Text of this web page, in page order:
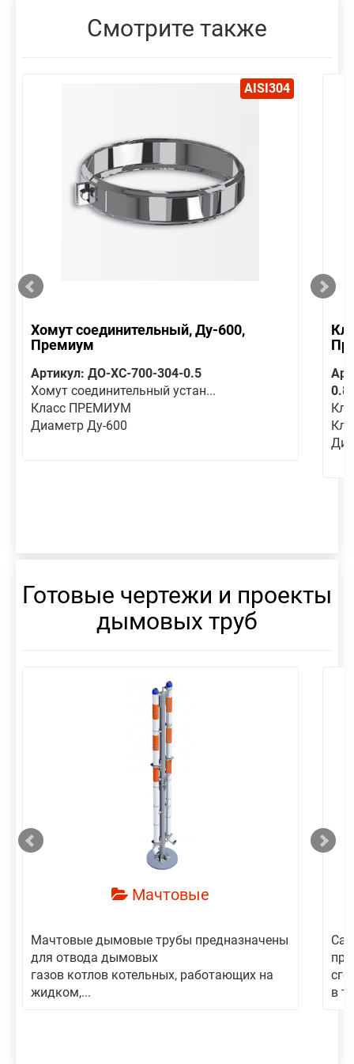
Смотрите также
AISI304
Хомут соединительный, Ду-600,
Премиум
Артикул: ДО-ХС-700-304-0.5
Хомут соединительный устан...
Класс ПРЕМИУМ
Диаметр Ду-600
Готовые чертежи и проекты
дымовых труб
Мачтовые
Мачтовые дымовые трубы предназначены
для отвода дымовых
газов котлов котельных, работающих на
жидком,...
в